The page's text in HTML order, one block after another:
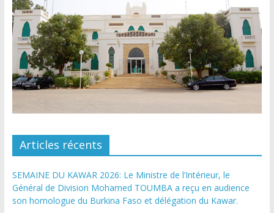
Articles récents
SEMAINE DU KAWAR 2026: Le Ministre de l’Intérieur, le
Général de Division Mohamed TOUMBA a reçu en audience
son homologue du Burkina Faso et délégation du Kawar.